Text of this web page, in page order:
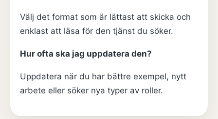
Välj det format som är lättast att skicka och
enklast att läsa för den tjänst du söker.
Hur ofta ska jag uppdatera den?
Uppdatera när du har bättre exempel, nytt
arbete eller söker nya typer av roller.